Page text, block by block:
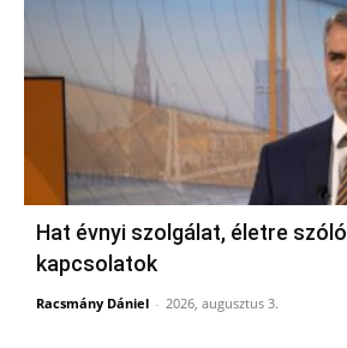
Hat évnyi szolgálat, életre szóló
kapcsolatok
Racsmány Dániel - 2026, augusztus 3.